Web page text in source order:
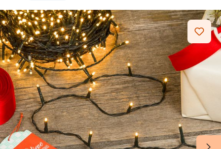
Bildergalerie überspringen